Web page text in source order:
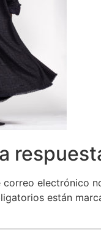
correo electrónico
están